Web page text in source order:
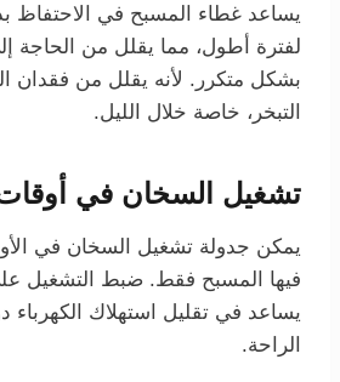
يساعد غطاء المسبح في الاحتفاظ
لفترة أطول، مما يقلل من الحاجة
بشكل متكرر. لأنه يقلل من فقدان
التبخر، خاصة خلال الليل.
تشغيل السخان في
يمكن جدولة تشغيل السخان في
فيها المسبح فقط. ضبط التشغيل
يساعد في تقليل استهلاك الكهرباء
الراحة.